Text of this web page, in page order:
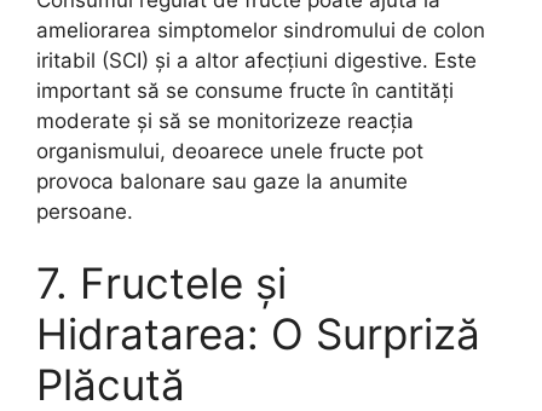
ameliorarea simptomelor sindromului de colon
iritabil (SCI) și a altor afecțiuni digestive. Este
important să se consume fructe în cantități
moderate și să se monitorizeze reacția
organismului, deoarece unele fructe pot
provoca balonare sau gaze la anumite
persoane.
7. Fructele și
Hidratarea: O Surpriză
Plăcută